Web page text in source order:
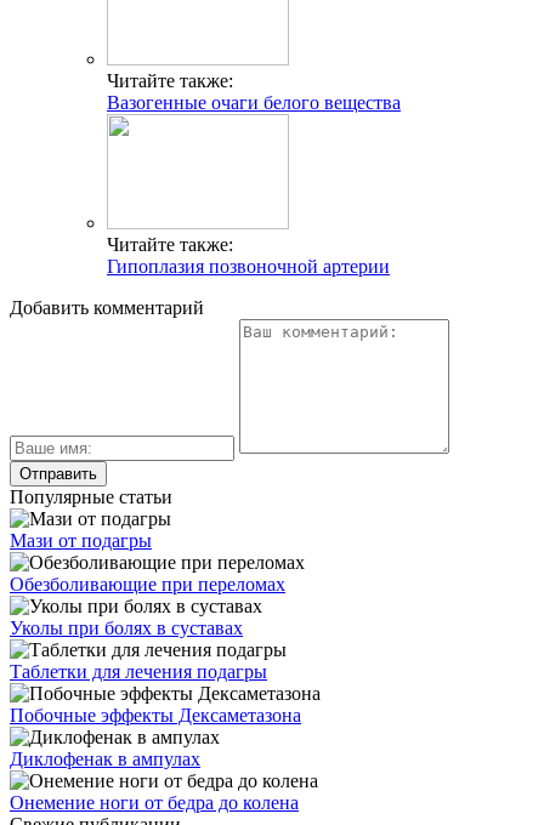
Читайте также:
Вазогенные очаги белого вещества
Читайте также:
Гипоплазия позвоночной артерии
Добавить комментарий
Популярные статьи
Мази от подагры
Обезболивающие при переломах
Уколы при болях в суставах
Таблетки для лечения подагры
Побочные эффекты Дексаметазона
Диклофенак в ампулах
Онемение ноги от бедра до колена